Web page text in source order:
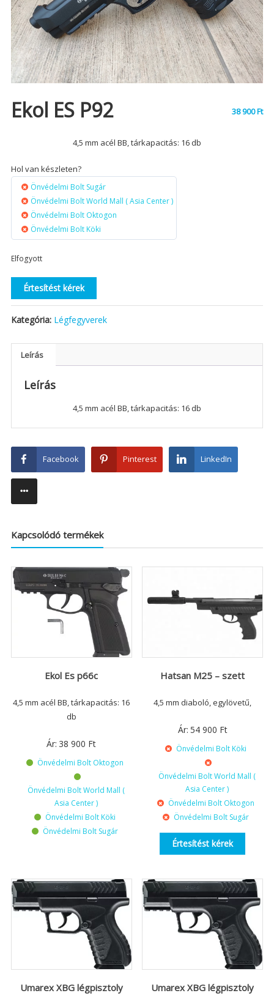
Ekol ES P92 38 900Ft
4,5 mm acél BB, tárkapacitás: 16 db
Hol van készleten?
Önvédelmi Bolt Sugár
Önvédelmi Bolt World Mall ( Asia Center )
Önvédelmi Bolt Oktogon
Önvédelmi Bolt Köki
Elfogyott
Értesítést kérek
Kategória: Légfegyverek
Leírás
Leírás
4,5 mm acél BB, tárkapacitás: 16 db
Facebook Pinterest LinkedIn
Kapcsolódó termékek
Ekol Es p66c
4,5 mm acél BB, tárkapacitás: 16
db
Ár: 38 900 Ft
Önvédelmi Bolt Oktogon
Önvédelmi Bolt World Mall (
Asia Center )
Önvédelmi Bolt Köki
Önvédelmi Bolt Sugár
Hatsan M25 – szett
4,5 mm diaboló, egylövetű,
Ár: 54 900 Ft
Önvédelmi Bolt Köki
Önvédelmi Bolt World Mall (
Asia Center )
Önvédelmi Bolt Oktogon
Önvédelmi Bolt Sugár
Értesítést kérek
Umarex XBG légpisztoly Umarex XBG légpisztoly